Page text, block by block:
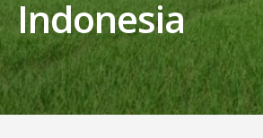
Indonesia